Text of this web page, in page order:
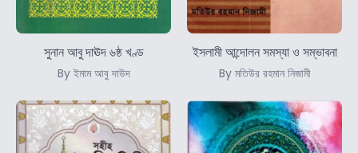
সুনান আবু দাঊদ ৬ষ্ঠ খণ্ড
By ইমাম আবু দাউদ
ইসলামী আন্দোলন সমস্যা ও সম্ভাবনা
By মতিউর রহমান নিজামী